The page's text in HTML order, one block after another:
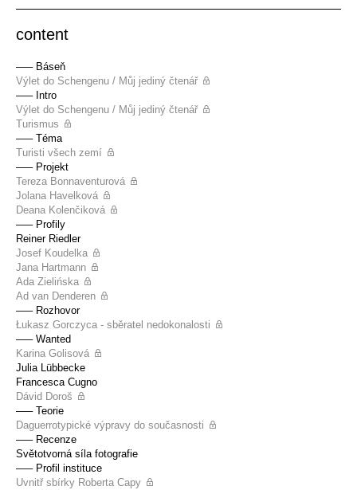
content
––– Báseň
Výlet do Schengenu / Můj jediný čtenář
––– Intro
Výlet do Schengenu / Můj jediný čtenář
Turismus
––– Téma
Turisti všech zemí
––– Projekt
Tereza Bonnaventurová
Jolana Havelková
Deana Kolenčiková
––– Profily
Reiner Riedler
Josef Koudelka
Jana Hartmann
Ada Zielińska
Ad van Denderen
––– Rozhovor
Łukasz Gorczyca - sběratel nedokonalosti
––– Wanted
Karina Golisová
Julia Lübbecke
Francesca Cugno
Dávid Doroš
––– Teorie
Daguerrotypické výpravy do současnosti
––– Recenze
Světotvorná síla fotografie
––– Profil instituce
Uvnitř sbírky Roberta Capy